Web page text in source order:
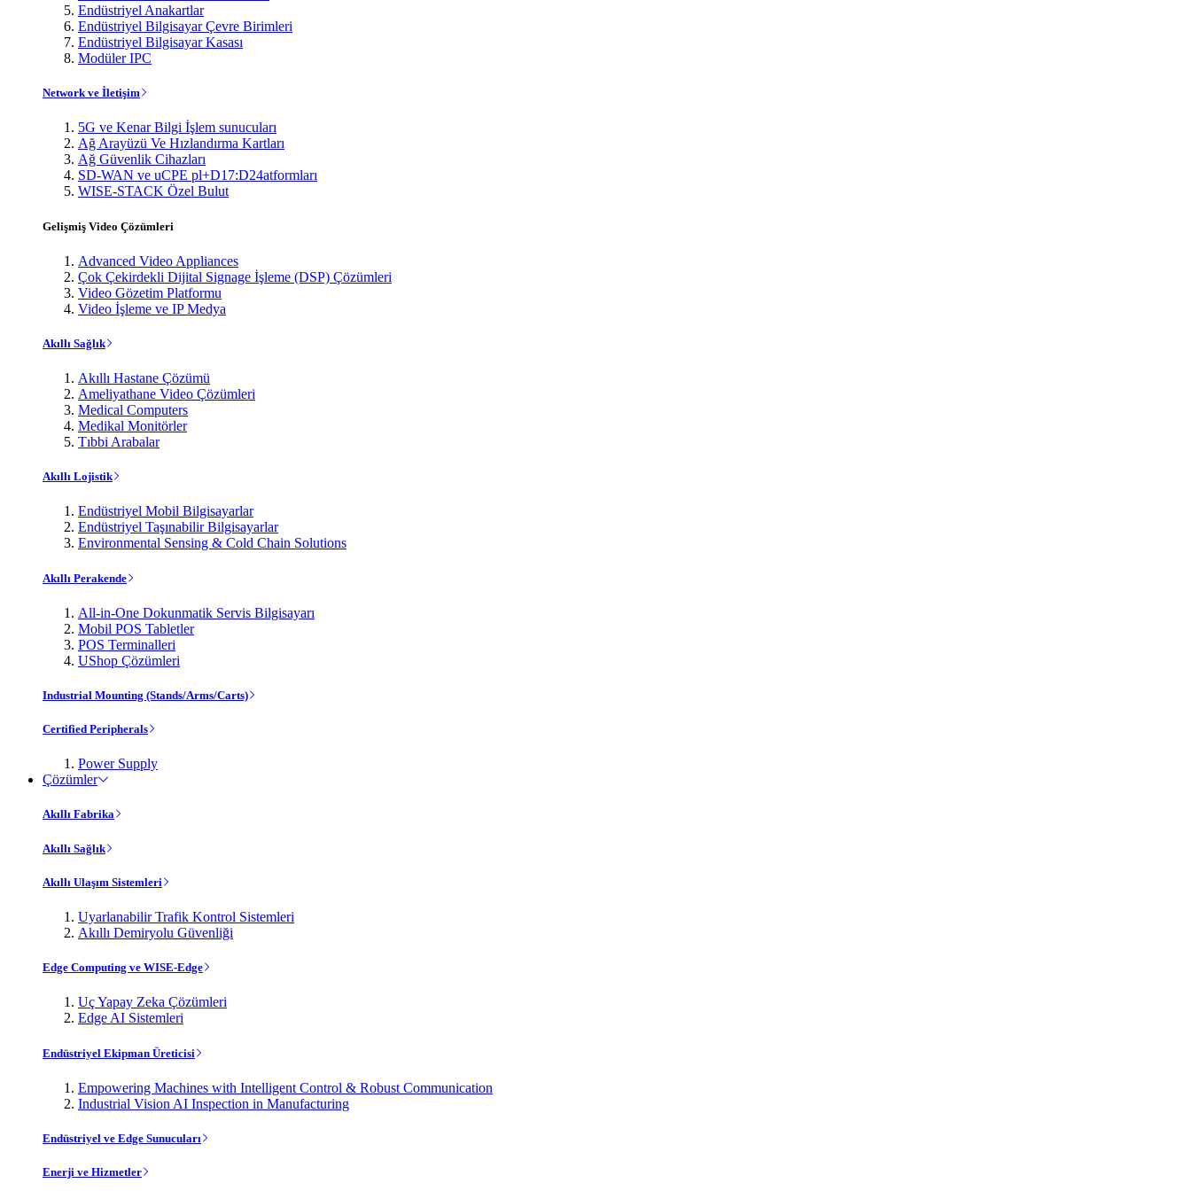
Endüstriyel Anakartlar
Endüstriyel Bilgisayar Çevre Birimleri
Endüstriyel Bilgisayar Kasası
Modüler IPC
Network ve İletişim
5G ve Kenar Bilgi İşlem sunucuları
Ağ Arayüzü Ve Hızlandırma Kartları
Ağ Güvenlik Cihazları
SD-WAN ve uCPE pl+D17:D24atformları
WISE-STACK Özel Bulut
Gelişmiş Video Çözümleri
Advanced Video Appliances
Çok Çekirdekli Dijital Signage İşleme (DSP) Çözümleri
Video Gözetim Platformu
Video İşleme ve IP Medya
Akıllı Sağlık
Akıllı Hastane Çözümü
Ameliyathane Video Çözümleri
Medical Computers
Medikal Monitörler
Tıbbi Arabalar
Akıllı Lojistik
Endüstriyel Mobil Bilgisayarlar
Endüstriyel Taşınabilir Bilgisayarlar
Environmental Sensing & Cold Chain Solutions
Akıllı Perakende
All-in-One Dokunmatik Servis Bilgisayarı
Mobil POS Tabletler
POS Terminalleri
UShop Çözümleri
Industrial Mounting (Stands/Arms/Carts)
Certified Peripherals
Power Supply
Çözümler
Akıllı Fabrika
Akıllı Sağlık
Akıllı Ulaşım Sistemleri
Uyarlanabilir Trafik Kontrol Sistemleri
Akıllı Demiryolu Güvenliği
Edge Computing ve WISE-Edge
Uç Yapay Zeka Çözümleri
Edge AI Sistemleri
Endüstriyel Ekipman Üreticisi
Empowering Machines with Intelligent Control & Robust Communication
Industrial Vision AI Inspection in Manufacturing
Endüstriyel ve Edge Sunucuları
Enerji ve Hizmetler